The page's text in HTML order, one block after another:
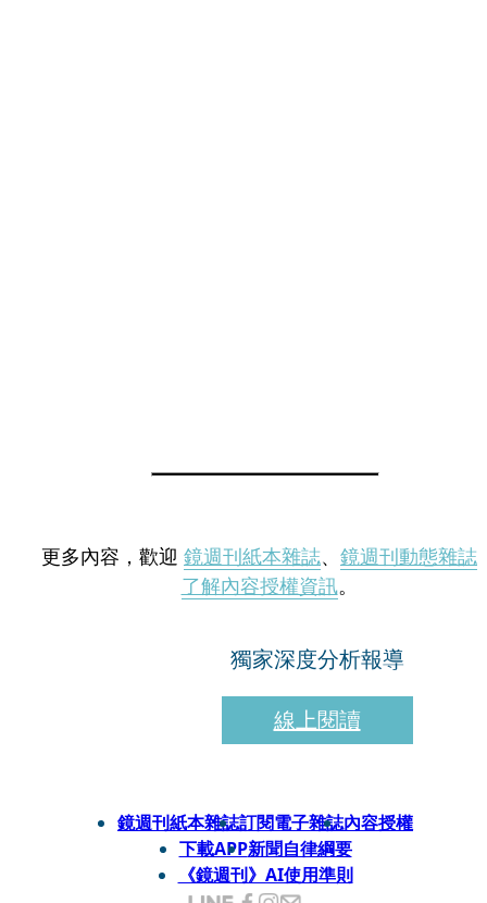
更多內容，歡迎 鏡週刊紙本雜誌、 鏡週刊動態雜誌
了解內容授權資訊。
獨家深度分析報導
線上閱讀
鏡週刊紙本雜誌訂閱電子雜誌內容授權
下載APP新聞自律綱要
《鏡週刊》AI使用準則